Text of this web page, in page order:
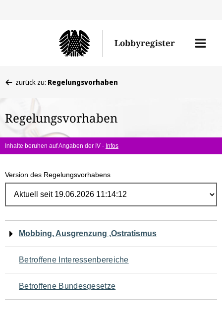
Lobbyregister
Menü
befinden
hier:
zurück zu: Regelungsvorhaben
Regelungsvorhaben
Inhalte beruhen auf Angaben der IV - Infos
Version des Regelungsvorhabens
Navigation
für
den
Seiteninhalt
Mobbing, Ausgrenzung ,Ostratismus
Betroffene Interessenbereiche
Betroffene Bundesgesetze